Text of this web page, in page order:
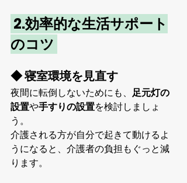
のコツ
◆ 寝室環境を見直す
夜間に転倒しないためにも、 足元灯の
設置や手すりの設置を検討しましょ
う。
介護される方が自分で起きて動けるよ
うになると、介護者の負担もぐっと減
ります。